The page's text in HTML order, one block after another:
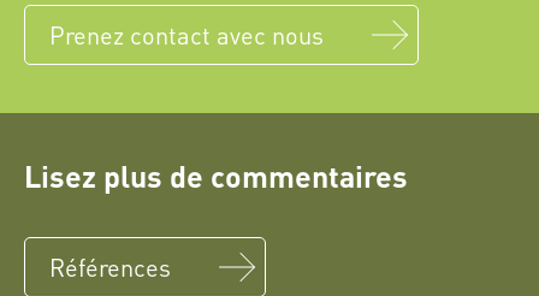
Prenez contact avec nous
Lisez plus de commentaires
Références